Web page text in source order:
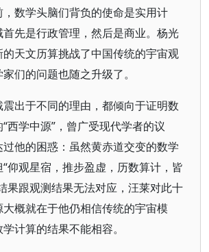
数学头脑们背负的使命是实用计
先是行政管理，然后是商业。杨光
天文历算挑战了中国传统的宇宙观
们的问题也随之升级了。
出于不同的理由，都倾向于证明数
西学中源”，曾广受现代学者的议
他的困惑：虽然黄赤道交变的数学
仰观星宿，推步盈虚，历数算计，皆
果跟观测结果无法对应，汪莱对此十
概就在于他仍相信传统的宇宙模
计算的结果不能相容。